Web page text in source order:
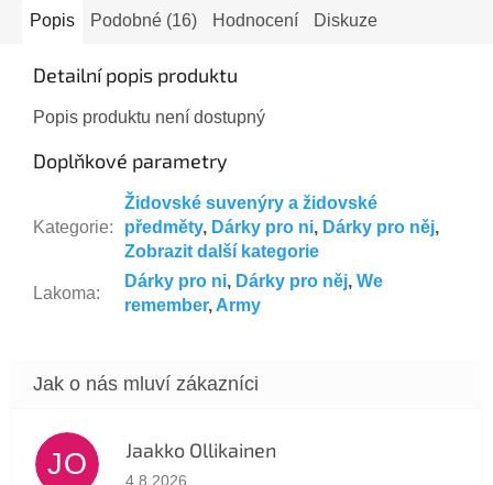
Popis Podobné (16) Hodnocení Diskuze
Detailní popis produktu
Popis produktu není dostupný
Doplňkové parametry
Kategorie:
Židovské suvenýry a židovské
předměty, Dárky pro ni, Dárky pro něj,
Zobrazit další kategorie
Lakoma:
Dárky pro ni, Dárky pro něj, We
remember, Army
JO Jaakko Ollikainen
Hodnocení obchodu je 5 z 5 hvězdiček.
4.8.2026